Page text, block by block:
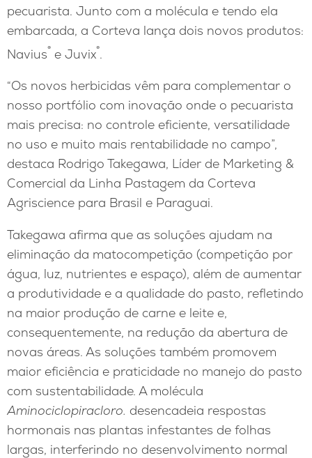
pecuarista. Junto com a molécula e tendo ela
embarcada, a Corteva lança dois novos produtos:
Navius® e Juvix®.
“Os novos herbicidas vêm para complementar o
nosso portfólio com inovação onde o pecuarista
mais precisa: no controle eficiente, versatilidade
no uso e muito mais rentabilidade no campo”,
destaca Rodrigo Takegawa, Líder de Marketing &
Comercial da Linha Pastagem da Corteva
Agriscience para Brasil e Paraguai.
Takegawa afirma que as soluções ajudam na
eliminação da matocompetição (competição por
água, luz, nutrientes e espaço), além de aumentar
a produtividade e a qualidade do pasto, refletindo
na maior produção de carne e leite e,
consequentemente, na redução da abertura de
novas áreas. As soluções também promovem
maior eficiência e praticidade no manejo do pasto
com sustentabilidade. A molécula
Aminociclopiracloro. desencadeia respostas
hormonais nas plantas infestantes de folhas
largas, interferindo no desenvolvimento normal